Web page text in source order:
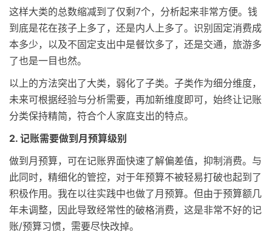
这样大类的总数缩减到了仅剩7个，分析起来非常方便。钱
到底是花在孩子上多了，还是内人上多了。识别固定消费成
本多少，以及不固定支出中是餐饮多了，还是交通，旅游多
了也是一目也然。
以上的方法突出了大类，弱化了子类。子类作为细分维度，
未来可根据经验与分析需要，再加新维度即可，始终让记账
分类保持精简，符合个人家庭支出的特点。
2. 记账需要做到月预算级别
做到月预算，可在记账界面快速了解偏差值，抑制消费。与
此同时，精细化的管控，对于年预算不被轻易打破也起到了
积极作用。我在以往实践中也做了月预算。但由于预算额几
年未调整，因此导致经常性的破格消费，这是非常不好的记
账/预算习惯，需要尽快改掉。